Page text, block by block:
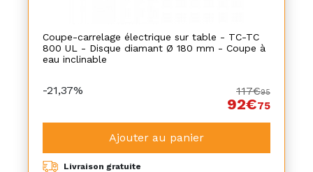
Coupe-carrelage électrique sur table - TC-TC
800 UL - Disque diamant Ø 180 mm - Coupe à
eau inclinable
-21,37% 117€95
92€75
Ajouter au panier
Livraison gratuite